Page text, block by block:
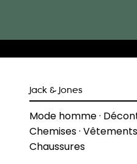
Jack & Jones
Mode homme ·
Chemises ·
Chaussures